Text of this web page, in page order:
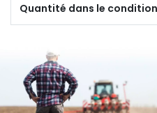
Quantité dans le